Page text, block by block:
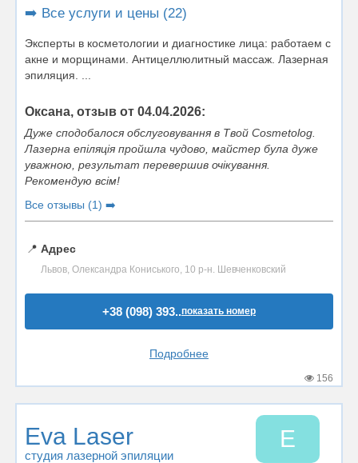
➡️ Все услуги и цены (22)
Эксперты в косметологии и диагностике лица: работаем с
акне и морщинами. Антицеллюлитный массаж. Лазерная
эпиляция. ...
Оксана, отзыв от 04.04.2026:
Дуже сподобалося обслуговування в Твой Cosmetolog.
Лазерна епіляція пройшла чудово, майстер була дуже
уважною, результат перевершив очікування.
Рекомендую всім!
Все отзывы (1) ➡️
📍 Адрес
Львов, Олександра Кониського, 10 р-н. Шевченковский
+38 (098) 393..показать номер
Подробнее
156
Eva Laser
студия лазерной эпиляции
E